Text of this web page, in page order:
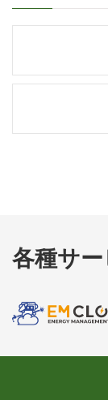
各種サー